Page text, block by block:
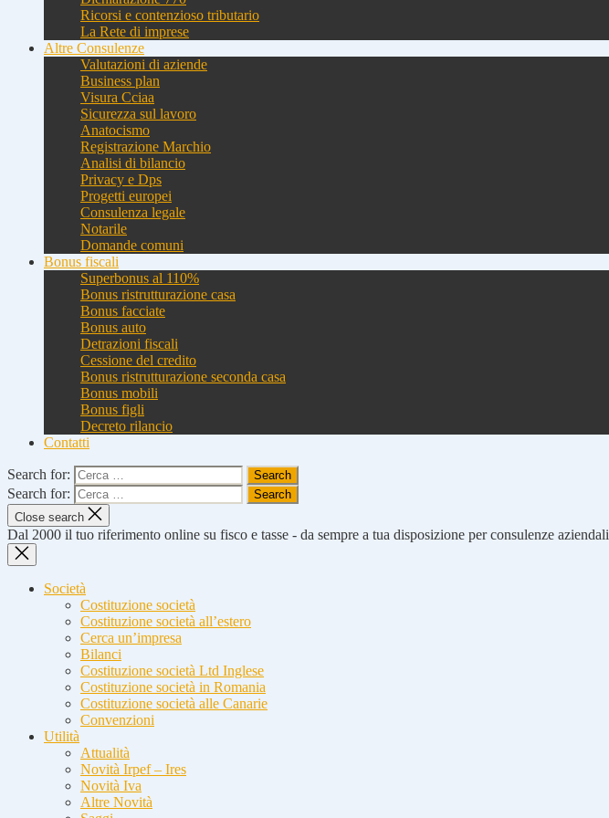
Ricorsi e contenzioso tributario
La Rete di imprese
Altre Consulenze
Valutazioni di aziende
Business plan
Visura Cciaa
Sicurezza sul lavoro
Anatocismo
Registrazione Marchio
Analisi di bilancio
Privacy e Dps
Progetti europei
Consulenza legale
Notarile
Domande comuni
Bonus fiscali
Superbonus al 110%
Bonus ristrutturazione casa
Bonus facciate
Bonus auto
Detrazioni fiscali
Cessione del credito
Bonus ristrutturazione seconda casa
Bonus mobili
Bonus figli
Decreto rilancio
Contatti
Search for:
Search for:
Close search
Dal 2000 il tuo riferimento online su fisco e tasse - da sempre a tua disposizione per consulenze aziendali
Società
Costituzione società
Costituzione società all’estero
Cerca un’impresa
Bilanci
Costituzione società Ltd Inglese
Costituzione società in Romania
Costituzione società alle Canarie
Convenzioni
Utilità
Attualità
Novità Irpef – Ires
Novità Iva
Altre Novità